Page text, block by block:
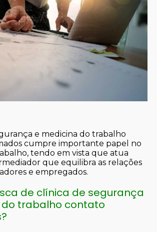
e medicina do trabalho
cumpre importante papel no
tendo em vista que atua
que equilibra as relações
e empregados.
de clínica de segurança
trabalho contato